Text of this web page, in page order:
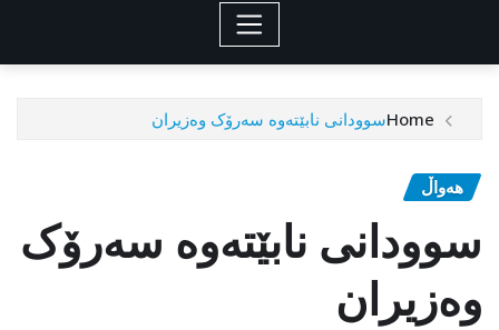
Homeسوودانی نابێتەوە سەرۆک وەزیران
هەواڵ
سوودانی نابێتەوە سەرۆک
وەزیران